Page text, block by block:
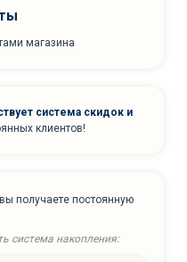
магазина
система скидок и
клиентов!
получаете постоянную
система накопления: